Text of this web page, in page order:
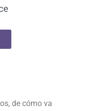
de cómo va